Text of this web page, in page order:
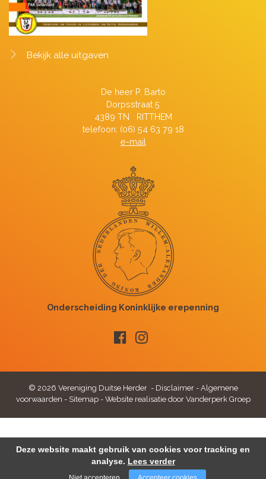
Bekijk alle uitgaven
De heer P. Barto
Dorpsstraat 5
4389 TN RITTHEM
telefoon: (06) 54 63 79 18
e-mail
© 2026 Vereniging Duitse Herder - Disclaimer- Algemene
voorwaarden - Sitemap- Website realisatie door Vanderperk Groep
Deze website maakt gebruik van cookies voor tracking en
analyse. Lees verder